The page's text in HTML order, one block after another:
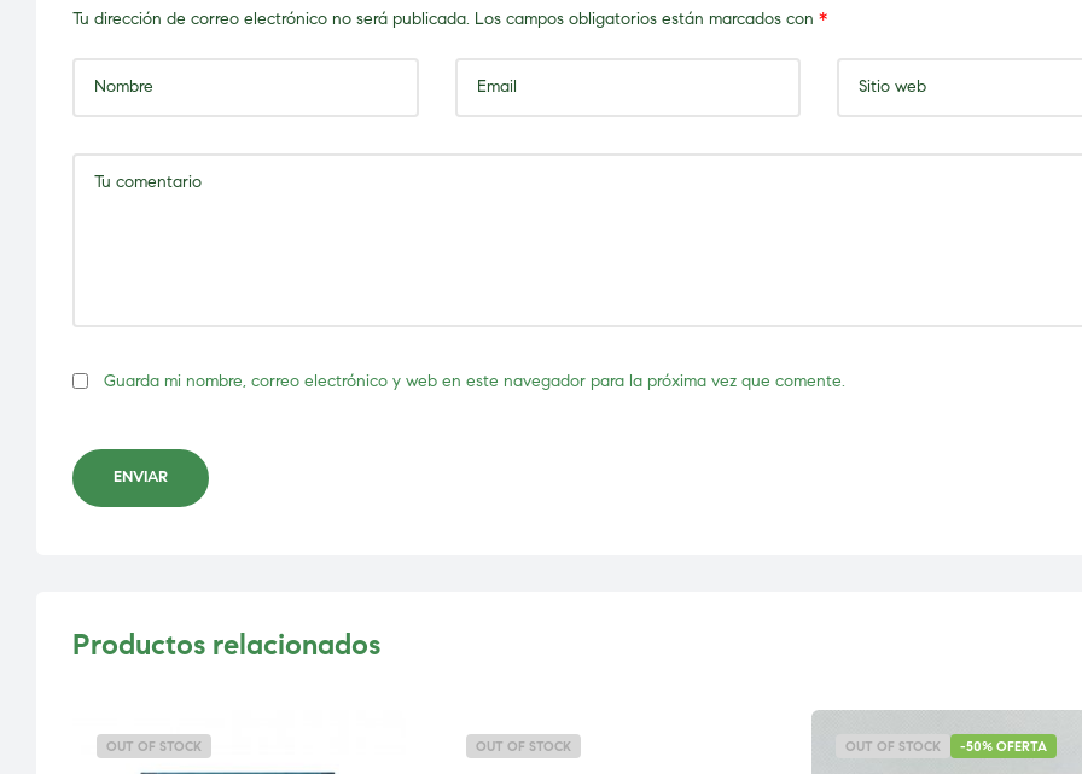
Tu dirección de correo electrónico no será publicada. Los campos obligatorios están marcados con *
Guarda mi nombre, correo electrónico y web en este navegador para la próxima vez que comente.
ENVIAR
Productos relacionados
OUT OF STOCK OUT OF STOCK OUT OF STOCK -50% OFERTA